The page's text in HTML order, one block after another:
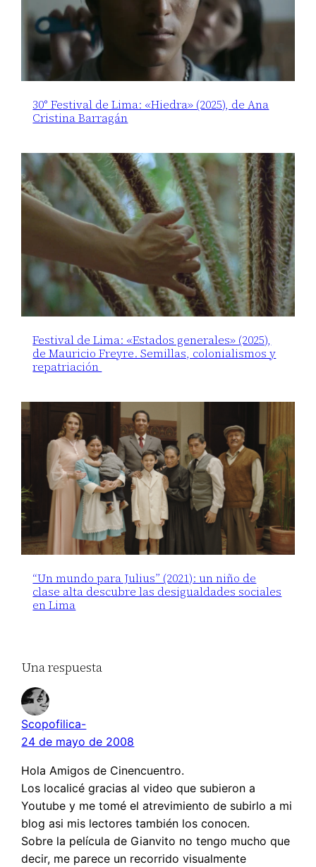
30° Festival de Lima: «Hiedra» (2025), de Ana
Cristina Barragán
Festival de Lima: «Estados generales» (2025),
de Mauricio Freyre. Semillas, colonialismos y
repatriación
“Un mundo para Julius” (2021): un niño de
clase alta descubre las desigualdades sociales
en Lima
Una respuesta
Scopofilica-
24 de mayo de 2008
Hola Amigos de Cinencuentro.
Los localicé gracias al video que subieron a
Youtube y me tomé el atrevimiento de subirlo a mi
blog asi mis lectores también los conocen.
Sobre la película de Gianvito no tengo mucho que
decir, me parece un recorrido visualmente